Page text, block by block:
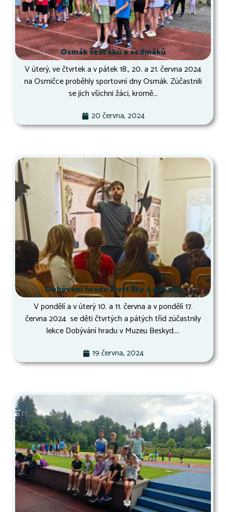
Osmák šesťáků a sedmáků
V úterý, ve čtvrtek a v pátek 18., 20. a 21. června 2024
na Osmičce proběhly sportovní dny Osmák. Zúčastnili
se jich všichni žáci, kromě...
20 června, 2024
Dobývání hradu čtvrťáky a páťáky
V pondělí a v úterý 10. a 11. června a v pondělí 17.
června 2024 se děti čtvrtých a pátých tříd zúčastnily
lekce Dobývání hradu v Muzeu Beskyd....
19 června, 2024